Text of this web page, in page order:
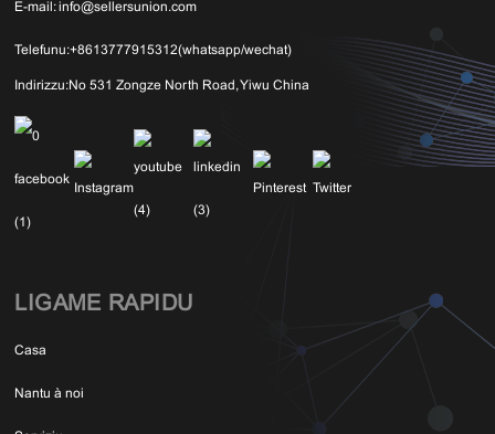
E-mail: info@sellersunion.com
Telefunu:+8613777915312(whatsapp/wechat)
Indirizzu:No 531 Zongze North Road, Yiwu China
LIGAME RAPIDU
Casa
Nantu à noi